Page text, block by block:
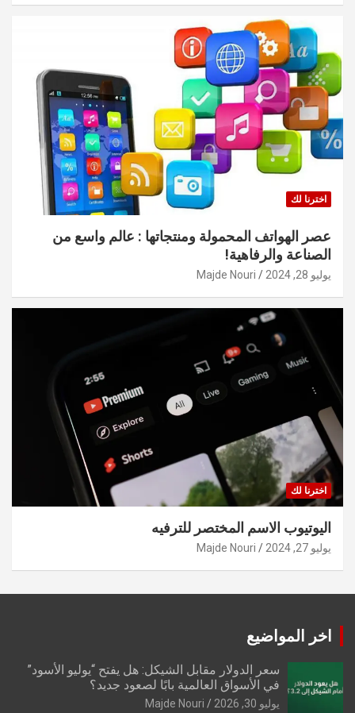
اخترنا لك
عصر الهواتف المحمولة ومنتجاتها : عالم واسع من
الصناعة والرفاهية!
يوليو 28, 2024 Majde Nouri
اخترنا لك
اليوتيوب الاسم المختصر للترفيه
يوليو 27, 2024 Majde Nouri
اخر المواضيع
سعر الدولار مقابل الشيكل: هل يفتح “يوليو الأسود”
في الأسواق العالمية بابًا لصعود جديد؟
يوليو 30, 2026 Majde Nouri